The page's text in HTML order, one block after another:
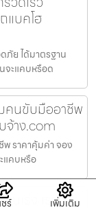
แบคโฮ
ภัย ได้มาตรฐาน
จะแคบหรือด
คนขับมืออาชีพ
จ้าง.com
ราคาคุ้มค่า จอง
แคบหรือ
นเร่ง เรา
ร์ เพิ่มเติม